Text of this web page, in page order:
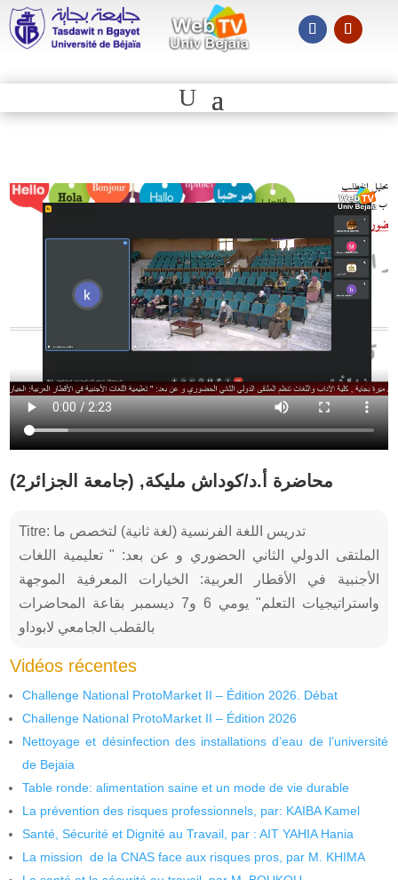
محاضرة أ.د/كوداش مليكة, (جامعة الجزائر2)
Titre: تدريس اللغة الفرنسية (لغة ثانية) لتخصص ما
الملتقى الدولي الثاني الحضوري و عن بعد: " تعليمية اللغات
الأجنبية في الأقطار العربية: الخيارات المعرفية الموجهة
واستراتيجيات التعلم" يومي 6 و7 ديسمبر بقاعة المحاضرات
بالقطب الجامعي لابوداو
Vidéos récentes
Challenge National ProtoMarket II – Édition 2026. Débat
Challenge National ProtoMarket II – Édition 2026
Nettoyage et désinfection des installations d’eau de l’université
de Bejaia
Table ronde: alimentation saine et un mode de vie durable
La prévention des risques professionnels, par: KAIBA Kamel
Santé, Sécurité et Dignité au Travail, par : AIT YAHIA Hania
La mission de la CNAS face aux risques pros, par M. KHIMA